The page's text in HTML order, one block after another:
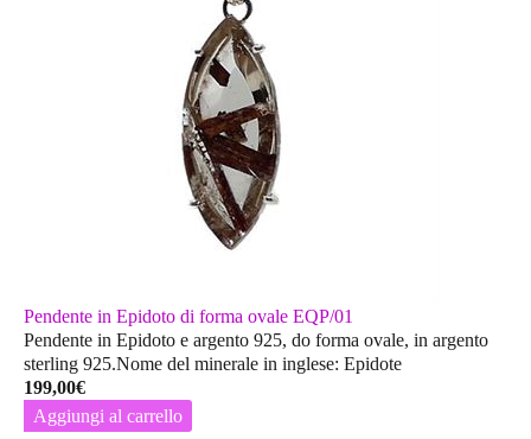
Pendente in Epidoto di forma ovale EQP/01
Pendente in Epidoto e argento 925, do forma ovale, in argento
sterling 925.Nome del minerale in inglese: Epidote
199,00€
Aggiungi al carrello